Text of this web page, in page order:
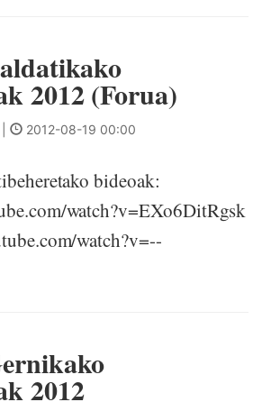
2012 (Forua)
2012-08-19 00:00
bideoak:
watch?v=EXo6DitRgsk
watch?v=--
2012